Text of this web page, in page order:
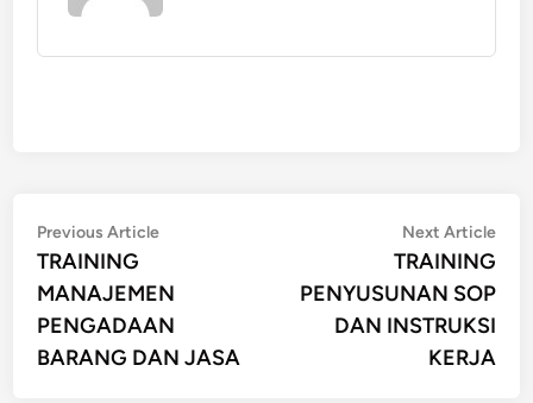
Post
navigation
Previous ArticlePrevious
TRAINING
MANAJEMEN
PENGADAAN
BARANG DAN JASA
Next Article
TRAINING
PENYUSUNAN SOP
DAN INSTRUKSI
KERJA